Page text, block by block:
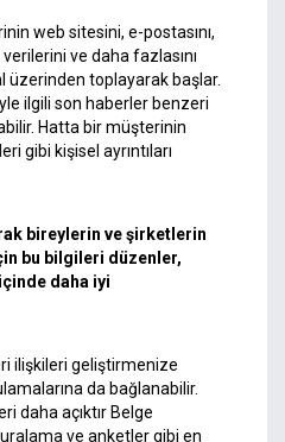
web sitesini, e-postasını,
ve daha fazlasını
üzerinden toplayarak başlar.
ilgili son haberler benzeri
Hatta bir müşterinin
gibi kişisel ayrıntıları
bireylerin ve şirketlerin
bu bilgileri düzenler,
daha iyi
ilişkileri geliştirmenize
da bağlanabilir.
daha açıktır Belge
ve anketler gibi en